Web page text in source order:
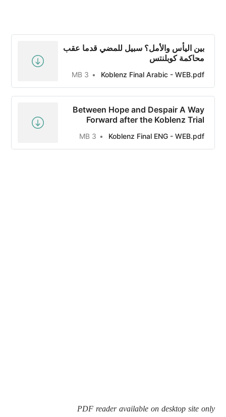
بين اليأس والأمل؟ سبيل للمضي قدما عقب
محاكمة كوبلنتس
Koblenz Final Arabic - WEB.pdf
3 MB
Between Hope and Despair A Way
Forward after the Koblenz Trial
Koblenz Final ENG - WEB.pdf
3 MB
PDF reader available on desktop site only